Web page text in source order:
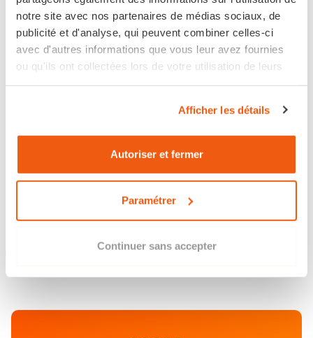
notre site avec nos partenaires de médias sociaux, de
publicité et d'analyse, qui peuvent combiner celles-ci
avec d'autres informations que vous leur avez fournies
ou qu'ils ont collectées lors de votre utilisation de leurs
Afficher les détails
Autoriser et fermer
Paramétrer
Continuer sans accepter
MEULE D.75MM
En stock
Retour en haut